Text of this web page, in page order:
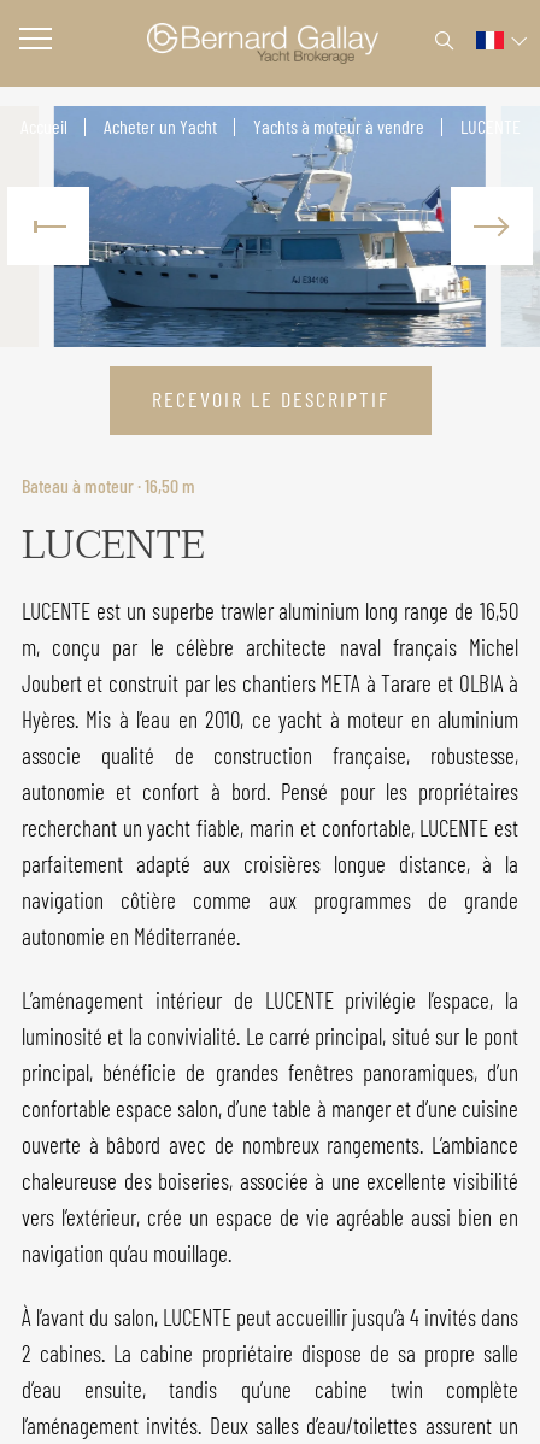
Accueil Acheter un Yacht Yachts à moteur à vendre LUCENTE
RECEVOIR LE DESCRIPTIF
Bateau à moteur · 16,50 m
LUCENTE
LUCENTE est un superbe trawler aluminium long range de 16,50
m, conçu par le célèbre architecte naval français Michel
Joubert et construit par les chantiers META à Tarare et OLBIA à
Hyères. Mis à l’eau en 2010, ce yacht à moteur en aluminium
associe qualité de construction française, robustesse,
autonomie et confort à bord. Pensé pour les propriétaires
recherchant un yacht fiable, marin et confortable, LUCENTE est
parfaitement adapté aux croisières longue distance, à la
navigation côtière comme aux programmes de grande
autonomie en Méditerranée.
L’aménagement intérieur de LUCENTE privilégie l’espace, la
luminosité et la convivialité. Le carré principal, situé sur le pont
principal, bénéficie de grandes fenêtres panoramiques, d’un
confortable espace salon, d’une table à manger et d’une cuisine
ouverte à bâbord avec de nombreux rangements. L’ambiance
chaleureuse des boiseries, associée à une excellente visibilité
vers l’extérieur, crée un espace de vie agréable aussi bien en
navigation qu’au mouillage.
À l’avant du salon, LUCENTE peut accueillir jusqu’à 4 invités dans
2 cabines. La cabine propriétaire dispose de sa propre salle
d’eau ensuite, tandis qu’une cabine twin complète
l’aménagement invités. Deux salles d’eau/toilettes assurent un